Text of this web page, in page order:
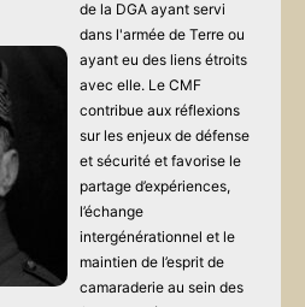
de la DGA ayant servi
dans l'armée de Terre ou
ayant eu des liens étroits
avec elle. Le CMF
contribue aux réflexions
sur les enjeux de défense
et sécurité et favorise le
partage d’expériences,
l’échange
intergénérationnel et le
maintien de l’esprit de
camaraderie au sein des